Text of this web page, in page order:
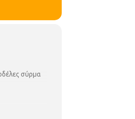
σύρμα